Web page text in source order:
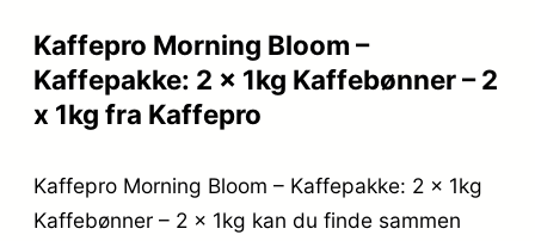
Kaffepro Morning Bloom –
Kaffepakke: 2 x 1kg Kaffebønner – 2
x 1kg fra Kaffepro
Kaffepro Morning Bloom – Kaffepakke: 2 x 1kg
Kaffebønner – 2 x 1kg kan du finde sammen